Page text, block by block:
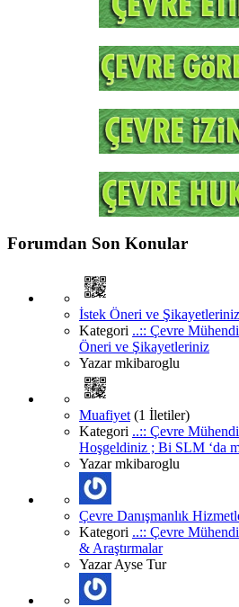
Forumdan Son Konular
İstek Öneri ve Şikayetleriniz
Kategori ..:: Çevre
Öneri ve Şikayetleriniz
Yazarmkibaroglu
Muafiyet (1 İletiler)
Kategori ..:: Çevre
Hoşgeldiniz ; Bi SLM ‘da
Yazarmkibaroglu
Çevre Danışmanlık
Kategori ..:: Çevre
& Araştırmalar
YazarAyse Tur